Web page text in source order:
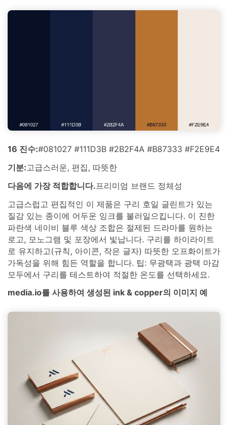
16 진수:#081027 #111D3B #2B2F4A #B87333 #F2E9E4
기분:고급스러운, 편집, 따뜻한
다음에 가장 적합합니다.프리미엄 브랜드 정체성
고급스럽고 편집적인 이 제품은 구리 호일 글린트가 있는
질감 있는 종이에 어두운 잉크를 불러일으킵니다. 이 진한
파란색 네이비 블루 색상 조합은 절제된 드라마를 원하는
로고, 모노그램 및 포장에서 빛납니다. 구리를 하이라이트
로 유지하고(규칙, 아이콘, 작은 글자) 따뜻한 오프화이트가
가독성을 위해 힘든 역할을 합니다. 팁: 무광택과 광택 마감
모두에서 구리를 테스트하여 적절한 온도를 선택하세요.
media.io를 사용하여 생성된 ink & copper의 이미지 예